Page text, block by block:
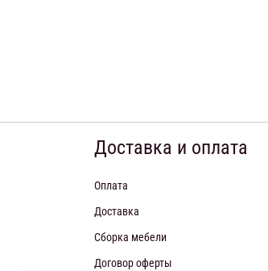
Доставка и оплата
Оплата
Доставка
Сборка мебели
Договор оферты